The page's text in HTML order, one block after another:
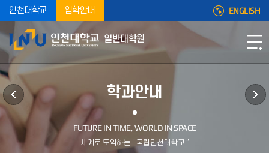
인천대학교 입학안내 ENGLISH
일반대학원
학과안내